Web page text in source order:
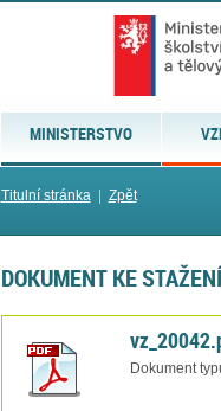
MINISTERSTVO
Titulní stránka| Zpět
DOKUMENT KE STAŽENÍ
Dokument